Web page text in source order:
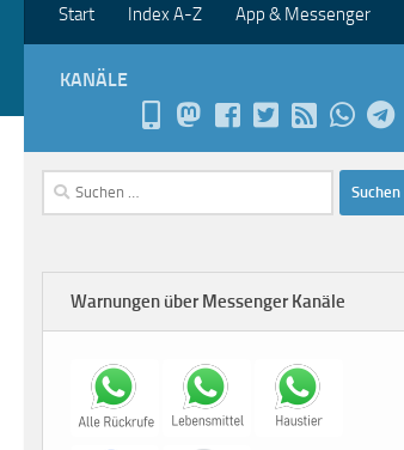
Start Index A-Z App & Messenger
KANÄLE
Suchen
nach:
Warnungen über Messenger Kanäle